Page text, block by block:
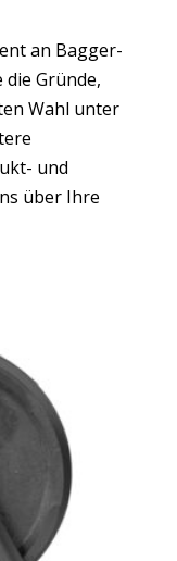
an Bagger-
Gründe,
Wahl unter
und
über Ihre